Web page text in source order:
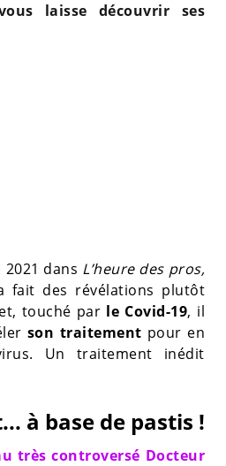
laisse découvrir ses
dans L’heure des pros,
fait des révélations plutôt
touché par le Covid-19, il
son traitement pour en
Un traitement inédit
à base de pastis !
très controversé Docteur